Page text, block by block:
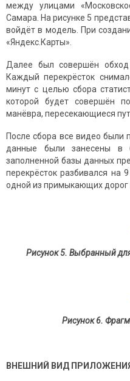
между улицами
Самара. На рисунке 5
войдёт в модель. При
«Яндекс.Карты».
Далее был совершён обход
Каждый перекрёсток
минут с целью сбора
которой будет совершён
манёвра, пересекающиеся
После сбора все видео были
данные были занесены в
заполненной базы данных
перекрёсток разбивался на
одной из примыкающих дорог
Рисунок 5. Выбранный
Рисунок 6.
ВНЕШНИЙ ВИД